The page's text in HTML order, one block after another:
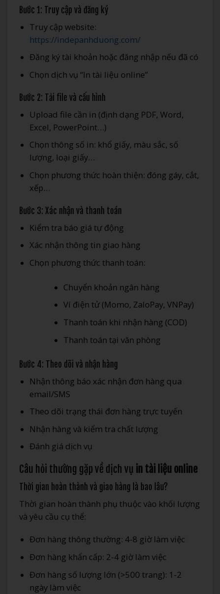
Bước 1: Truy cập và đăng ký
Truy cập website:
https://indepanhduong.com/
Đăng ký tài khoản hoặc đăng nhập nếu đã có
Chọn dịch vụ “In tài liệu online”
Bước 2: Tải file và cấu hình
Upload file cần in (định dạng PDF, Word,
Excel, PowerPoint…)
Chọn thông số in: khổ giấy, màu sắc, số
lượng, loại giấy…
Chọn phương thức hoàn thiện: đóng gáy, cắt,
xếp…
Bước 3: Xác nhận và thanh toán
Kiểm tra báo giá tự động
Xác nhận thông tin giao hàng
Chọn phương thức thanh toán:
Chuyển khoản ngân hàng
Ví điện tử (Momo, ZaloPay, VNPay)
Thanh toán khi nhận hàng (COD)
Thanh toán tại văn phòng
Bước 4: Theo dõi và nhận hàng
Nhận thông báo xác nhận đơn hàng qua
email/SMS
Theo dõi trạng thái đơn hàng trực tuyến
Nhận hàng và kiểm tra chất lượng
Đánh giá dịch vụ
Câu hỏi thường gặp về dịch vụ in tài liệu online
Thời gian hoàn thành và giao hàng là bao lâu?
Thời gian hoàn thành phụ thuộc vào khối lượng
và yêu cầu cụ thể:
Đơn hàng thông thường: 4-8 giờ làm việc
Đơn hàng khẩn cấp: 2-4 giờ làm việc
Đơn hàng số lượng lớn (>500 trang): 1-2
ngày làm việc